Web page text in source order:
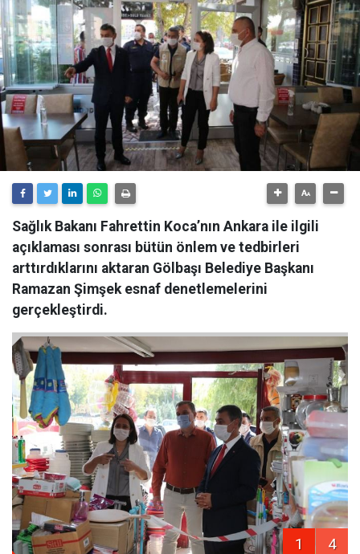
Sağlık Bakanı Fahrettin Koca’nın Ankara ile ilgili
açıklaması sonrası bütün önlem ve tedbirleri
arttırdıklarını aktaran Gölbaşı Belediye Başkanı
Ramazan Şimşek esnaf denetlemelerini
gerçekleştirdi.
1 4